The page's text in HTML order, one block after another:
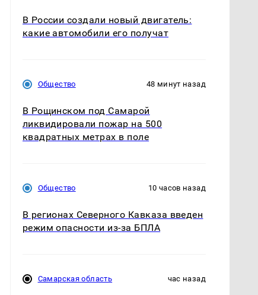
В России создали новый двигатель:
какие автомобили его получат
Общество 48 минут назад
В Рощинском под Самарой
ликвидировали пожар на 500
квадратных метрах в поле
Общество 10 часов назад
В регионах Северного Кавказа введен
режим опасности из-за БПЛА
Самарская область час назад